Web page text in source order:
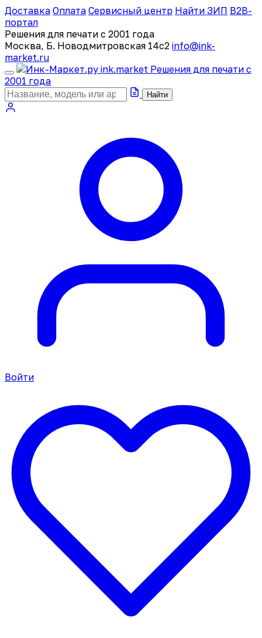
Доставка Оплата Сервисный центр Найти ЗИП B2B-
портал
Решения для печати с 2001 года
Москва, Б. Новодмитровская 14с2 info@ink-
market.ru
ink.market Решения для печати с
2001 года
Найти
Войти